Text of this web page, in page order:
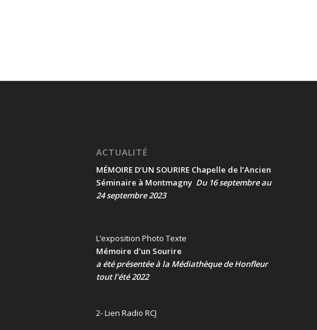
ACTUALITÉ
MÉMOIRE D’UN SOURIRE Chapelle de l’Ancien
Séminaire à Montmagny Du 16 septembre au
24 septembre 2023
L’exposition Photo Texte
Mémoire d’un Sourire
a été présentéeà la Médiathèque de Honfleur
tout l’été 2022
2- Lien Radio RCJ